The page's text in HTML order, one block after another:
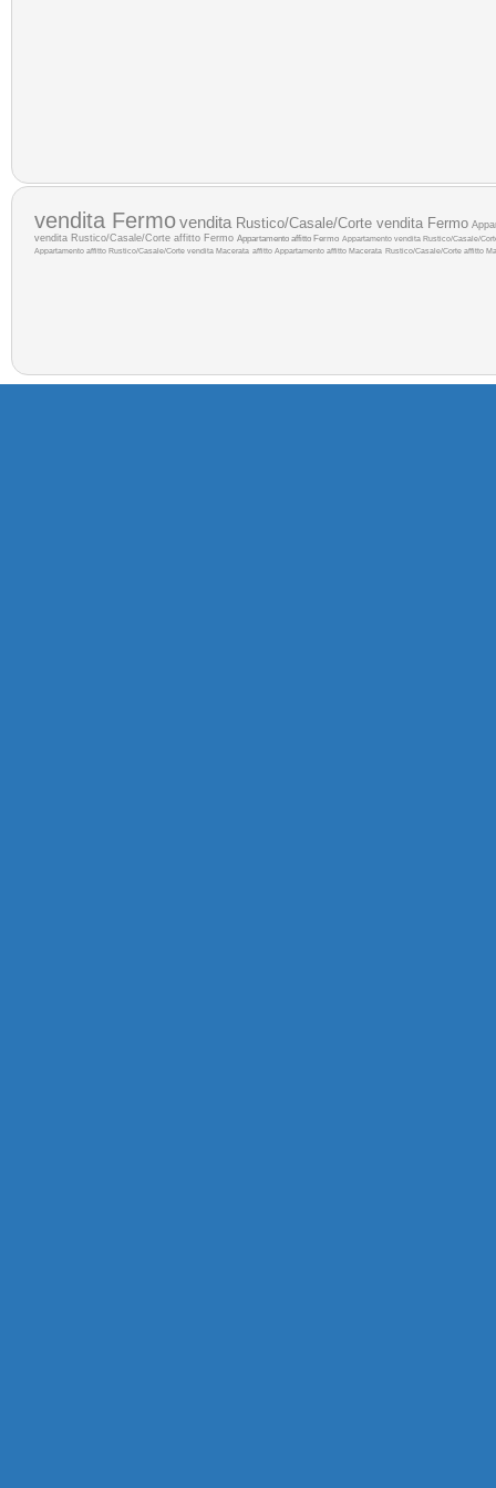
vendita Fermovendita Rustico/Casale/Corte vendita Fermo
vendita Rustico/Casale/Corte affitto Fermo Appartamento affitto Fermo Appartamento vendita Rustico/Casale/
Appartamento affitto Rustico/Casale/Corte vendita Macerata affitto Appartamento affitto Macerata Rustico/Casale/Corte affitto